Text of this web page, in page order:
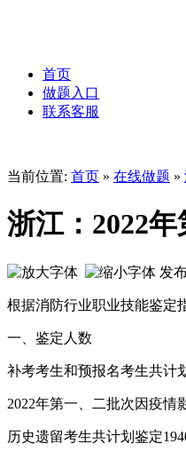
首页
做题入口
联系客服
当前位置: 首页 » 在线做题 »
浙江：2022
发
根据消防行业职业技能鉴定
一、鉴定人数
补考考生和预报名考生共计
2022年第一、二批次因疫情
历史遗留考生共计划鉴定